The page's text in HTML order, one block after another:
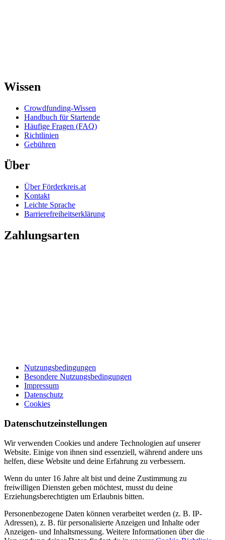
Wissen
Crowdfunding-Wissen
Handbuch für Startende
Häufige Fragen (FAQ)
Richtlinien
Gebühren
Über
Über Förderkreis.at
Kontakt
Leichte Sprache
Barrierefreiheitserklärung
Zahlungsarten
Nutzungsbedingungen
Besondere Nutzungsbedingungen
Impressum
Datenschutz
Cookies
Datenschutzeinstellungen
Wir verwenden Cookies und andere Technologien auf unserer
Website. Einige von ihnen sind essenziell, während andere uns
helfen, diese Website und deine Erfahrung zu verbessern.
Wenn du unter 16 Jahre alt bist und deine Zustimmung zu
freiwilligen Diensten geben möchtest, musst du deine
Erziehungsberechtigten um Erlaubnis bitten.
Personenbezogene Daten können verarbeitet werden (z. B. IP-
Adressen), z. B. für personalisierte Anzeigen und Inhalte oder
Anzeigen- und Inhaltsmessung. Weitere Informationen über die